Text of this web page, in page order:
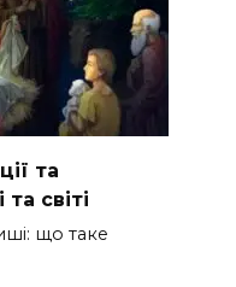
та
світі
що таке